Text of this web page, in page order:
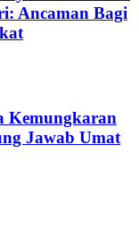
Ancaman Bagi
Kemungkaran
Jawab Umat